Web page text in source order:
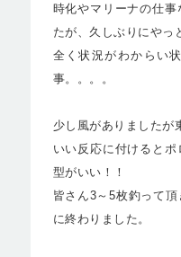
時化やマリーナの仕
たが、久しぶりにやっ
全く状況がわからい
事。。。。
少し風がありましたが
いい反応に付けるとポ
型がいい！！
皆さん3～5枚釣って
に終わりました。